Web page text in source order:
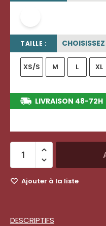
TAILLE :
XS/S M L XL
LIVRAISON 48-72H
Ajouter à la liste
DESCRIPTIFS